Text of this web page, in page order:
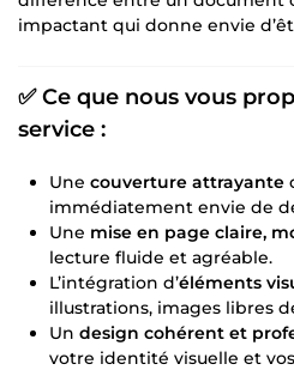
impactant qui donne envie
✅ Ce que nous vous
service :
Une couverture attrayante
immédiatement envie de
Une mise en page claire,
lecture fluide et agréable.
L’intégration d’éléments
illustrations, images libres
Un design cohérent et
votre identité visuelle et